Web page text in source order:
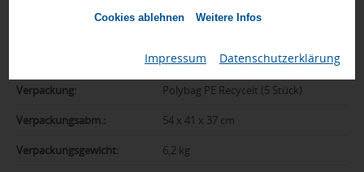
Cookies ablehnen Weitere Infos
Impressum Datenschutzerklärung
Recyceltes Polyester (rPET)
Verpackung: Polybag PE Recycelt (5 Stück)
Verpackungsabm.: 54 x 41 x 37 cm
Verpackungsgewicht: 6,2 kg